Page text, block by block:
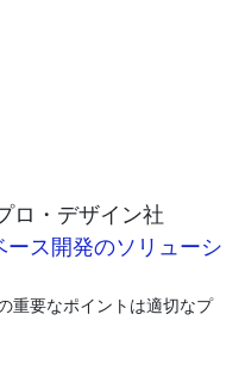
両のモニターができま
。
タイム監視
予測診断
の故障予測
）に比べデバイスの大幅な
ロ・デザイン社
ース開発のソリューシ
重要なポイントは適切なプ